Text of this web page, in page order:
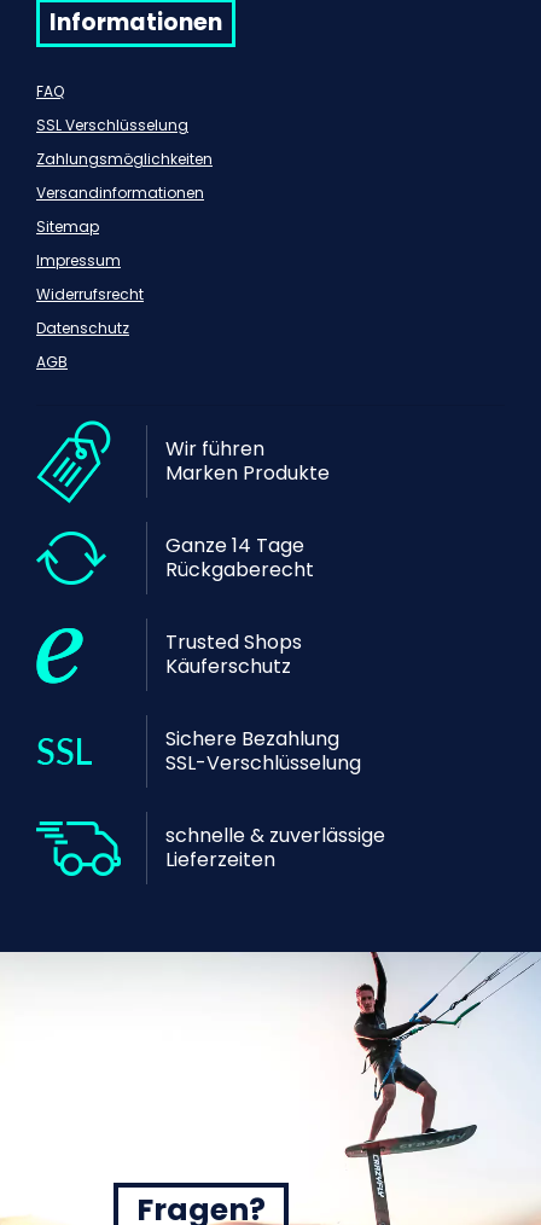
Informationen
FAQ
SSL Verschlüsselung
Zahlungsmöglichkeiten
Versandinformationen
Sitemap
Impressum
Widerrufsrecht
Datenschutz
AGB
Wir führen
Marken Produkte
Ganze 14 Tage
Rückgaberecht
Trusted Shops
Käuferschutz
Sichere Bezahlung
SSL-Verschlüsselung
schnelle & zuverlässige
Lieferzeiten
Fragen?